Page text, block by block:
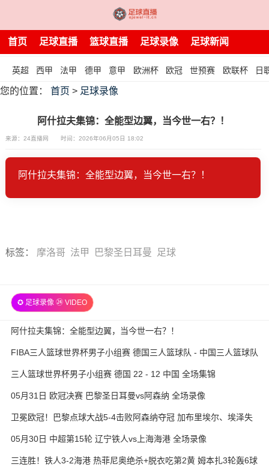
首页 足球直播 篮球直播 足球录像 足球新闻
英超 西甲 法甲 德甲 意甲 欧洲杯 欧冠 世预赛 欧联杯 日
您的位置： 首页 > 足球录像
阿什拉夫集锦：全能型边翼，当今世一右？！
来源：24直播网 时间：2026年06月05日 18:02
阿什拉夫集锦：全能型边翼，当今世一右？！
标签 ： 摩洛哥 法甲 巴黎圣日耳曼 足球
✪ 足球录像 ㉔ VIDEO
阿什拉夫集锦：全能型边翼，当今世一右？！
FIBA三人篮球世界杯男子小组赛 德国三人篮球队 - 中国三人篮球队
全场录像
三人篮球世界杯男子小组赛 德国 22 - 12 中国 全场集锦
05月31日 欧冠决赛 巴黎圣日耳曼vs阿森纳 全场录像
卫冕欧冠！巴黎点球大战5-4击败阿森纳夺冠 加布里埃尔、埃泽失
05月30日 中超第15轮 辽宁铁人vs上海海港 全场录像
三连胜！铁人3-2海港 热菲尼奥绝杀+脱衣吃第2黄 姆本扎3轮轰6球